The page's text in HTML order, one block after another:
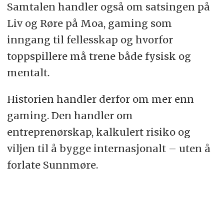
Samtalen handler også om satsingen på
Liv og Røre på Moa, gaming som
inngang til fellesskap og hvorfor
toppspillere må trene både fysisk og
mentalt.
Historien handler derfor om mer enn
gaming. Den handler om
entreprenørskap, kalkulert risiko og
viljen til å bygge internasjonalt – uten å
forlate Sunnmøre.